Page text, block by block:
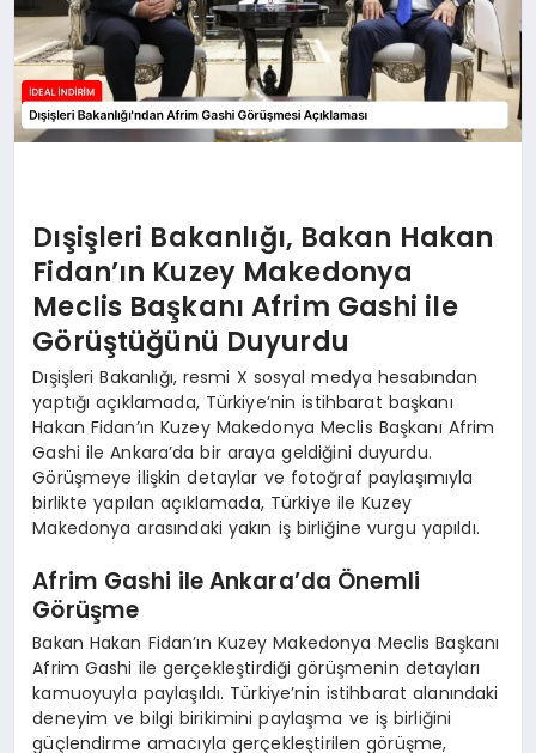
Dışişleri Bakanlığı, Bakan Hakan
Fidan’ın Kuzey Makedonya
Meclis Başkanı Afrim Gashi ile
Görüştüğünü Duyurdu
Dışişleri Bakanlığı, resmi X sosyal medya hesabından
yaptığı açıklamada, Türkiye’nin istihbarat başkanı
Hakan Fidan’ın Kuzey Makedonya Meclis Başkanı Afrim
Gashi ile Ankara’da bir araya geldiğini duyurdu.
Görüşmeye ilişkin detaylar ve fotoğraf paylaşımıyla
birlikte yapılan açıklamada, Türkiye ile Kuzey
Makedonya arasındaki yakın iş birliğine vurgu yapıldı.
Afrim Gashi ile Ankara’da Önemli
Görüşme
Bakan Hakan Fidan’ın Kuzey Makedonya Meclis Başkanı
Afrim Gashi ile gerçekleştirdiği görüşmenin detayları
kamuoyuyla paylaşıldı. Türkiye’nin istihbarat alanındaki
deneyim ve bilgi birikimini paylaşma ve iş birliğini
güçlendirme amacıyla gerçekleştirilen görüşme,